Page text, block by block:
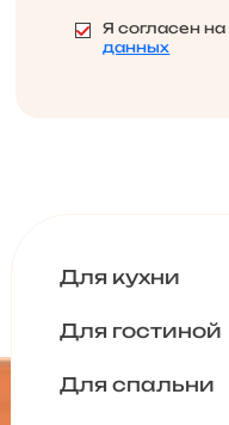
Я согласен на
данных
Для кухни
Для гостиной
Для спальни